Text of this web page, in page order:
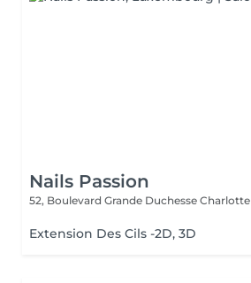
Nails Passion
52, Boulevard Grande Duchesse Charlotte
Extension Des Cils -2D, 3D